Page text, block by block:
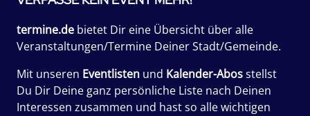
termine.de bietet Dir eine Übersicht über alle
Veranstaltungen/Termine Deiner Stadt/Gemeinde.
Mit unseren Eventlisten und Kalender-Abosstellst
Du Dir Deine ganz persönliche Liste nach Deinen
Interessen zusammen und hast so alle wichtigen